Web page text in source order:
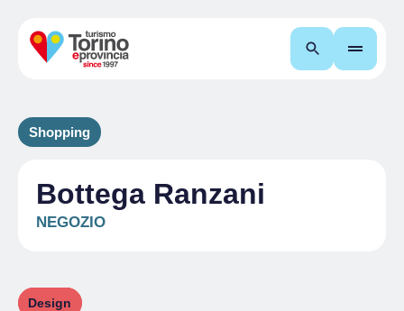
Cerca
Shopping
Bottega Ranzani
NEGOZIO
Design